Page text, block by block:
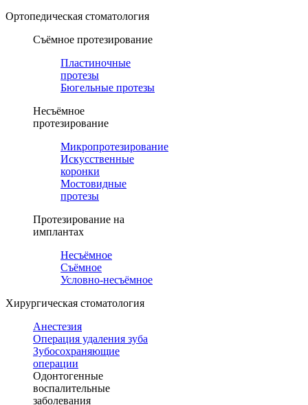
Ортопедическая cтоматология
Съёмное протезирование
Пластиночные
протезы
Бюгельные протезы
Несъёмное
протезирование
Микропротезирование
Искусственные
коронки
Мостовидные
протезы
Протезирование на
имплантах
Несъёмное
Съёмное
Условно-несъёмное
Хирургическая стоматология
Анестезия
Операция удаления зуба
Зубосохраняющие
операции
Одонтогенные
воспалительные
заболевания